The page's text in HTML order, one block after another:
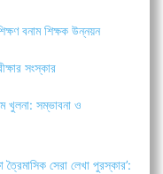
বনাম শিক্ষক উন্নয়ন
সংস্কার
খুলনা: সম্ভাবনা ও
ত্রৈমাসিক সেরা লেখা পুরস্কার’: